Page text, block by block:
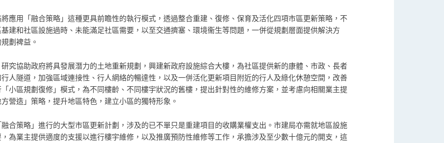
應用「融合策略」這種更具前瞻性的執行模式，透過整合重建、復修、保育及活化四項市區更新策略，不
建和社區設施過時、未能滿足社區需要，以至交通擠塞、環境衞生等問題，一併從規劃層面提供解決方
劃裨益。
究協助政府將具發展潛力的土地重新規劃，興建新政府設施綜合大樓，為社區提供新的康體、市政、長者
人隧道，加強區域連接性、行人網絡的暢達性，以及一併活化更新項目附近的行人及綠化休憩空間，改善
小區規劃復修」模式，為不同樓齡、不同樓宇狀況的舊樓，提出針對性的維修方案，並考慮向相關業主提
營造」策略，提升地區特色，建立小區的獨特形象。
合策略」進行的大型市區更新計劃，涉及的已不單只是重建項目的收購業權支出。市建局亦需就地區設施
為業主提供適度的支援以進行樓宇維修，以及推廣預防性維修等工作，承擔涉及至少數十億元的開支，這